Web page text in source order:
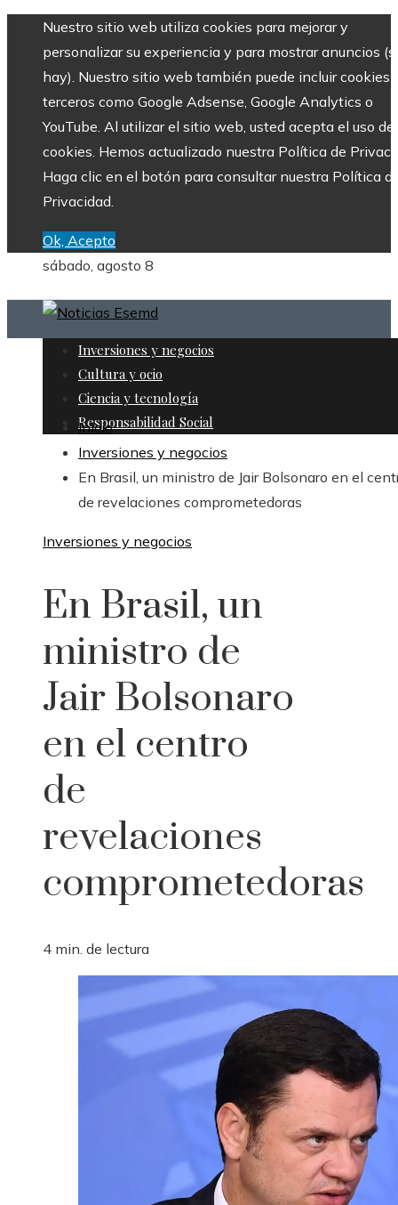
Nuestro sitio web utiliza cookies para mejorar y
personalizar su experiencia y para mostrar anuncios
hay). Nuestro sitio web también puede incluir cookies
terceros como Google Adsense, Google Analytics o
YouTube. Al utilizar el sitio web, usted acepta el uso de
cookies. Hemos actualizado nuestra Política de
Haga clic en el botón para consultar nuestra Política
Privacidad.
Ok, Acepto
sábado, agosto 8
Inversiones y negocios
Cultura y ocio
Ciencia y tecnología
Responsabilidad Social
Inicio
Inversiones y negocios
En Brasil, un ministro de Jair Bolsonaro en el
de revelaciones comprometedoras
Inversiones y negocios
En Brasil, un
ministro de
Jair Bolsonaro
en el centro
de
revelaciones
comprometedoras
4 min. de lectura